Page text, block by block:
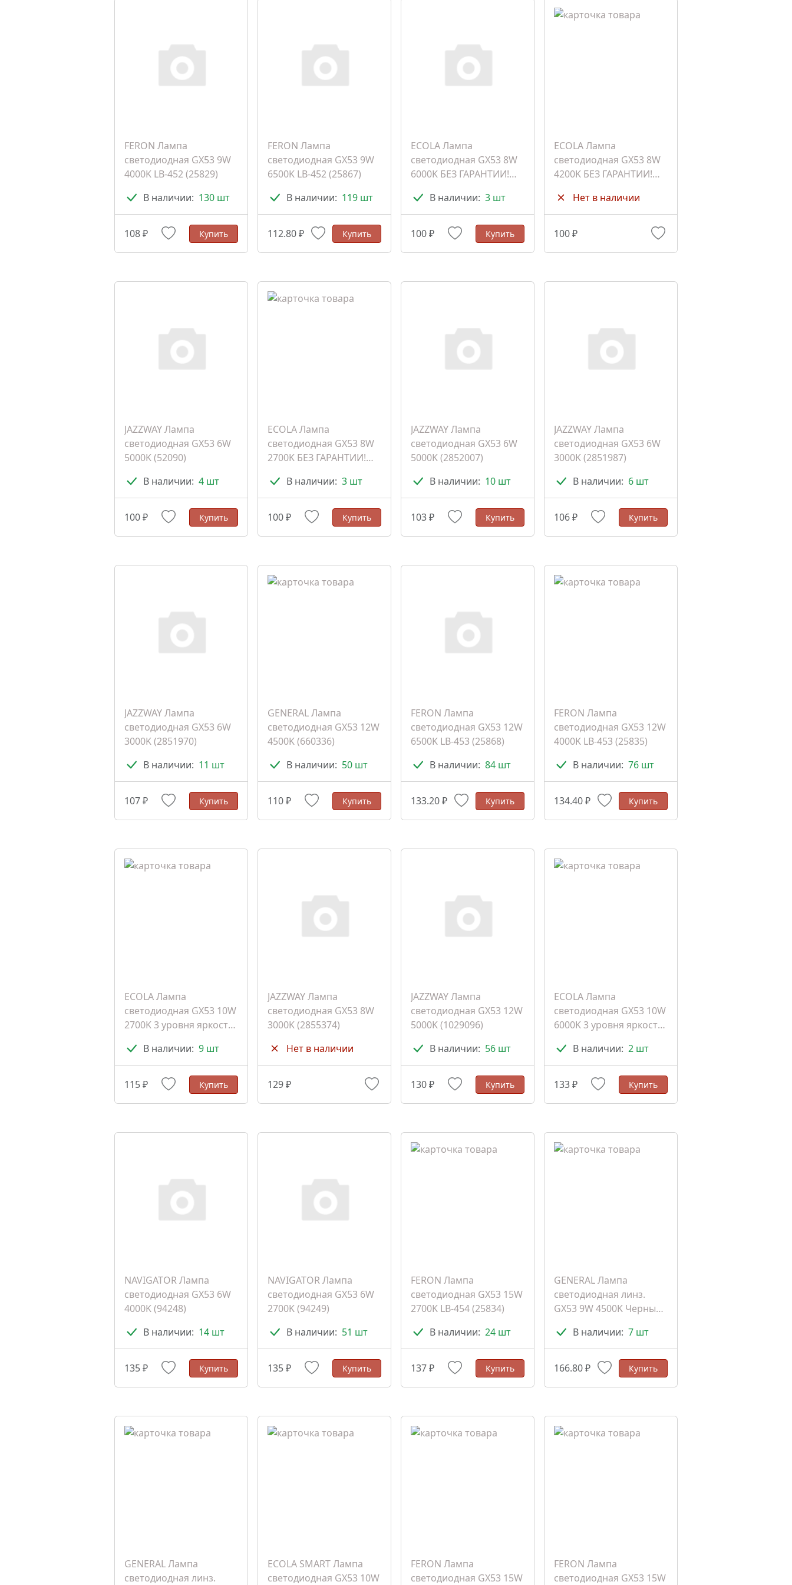
FERON Лампа
светодиодная GX53 9W
4000K LB-452 (25829)
В наличии: 130 шт
108 ₽ Купить
FERON Лампа
светодиодная GX53 9W
6500K LB-452 (25867)
В наличии: 119 шт
112.80 ₽ Купить
ECOLA Лампа
светодиодная GX53 8W
6000K БЕЗ ГАРАНТИИ!
В наличии: 3 шт
100 ₽ Купить
ECOLA Лампа
светодиодная GX53 8W
4200K БЕЗ ГАРАНТИИ!
Нет в наличии
100 ₽
JAZZWAY Лампа
светодиодная GX53 6W
5000K (52090)
В наличии: 4 шт
100 ₽ Купить
ECOLA Лампа
светодиодная GX53 8W
2700K БЕЗ ГАРАНТИИ!
В наличии: 3 шт
100 ₽ Купить
JAZZWAY Лампа
светодиодная GX53 6W
5000K (2852007)
В наличии: 10 шт
103 ₽ Купить
JAZZWAY Лампа
светодиодная GX53 6W
3000K (2851987)
В наличии: 6 шт
106 ₽ Купить
JAZZWAY Лампа
светодиодная GX53 6W
3000K (2851970)
В наличии: 11 шт
107 ₽ Купить
GENERAL Лампа
светодиодная GX53 12W
4500K (660336)
В наличии: 50 шт
110 ₽ Купить
FERON Лампа
светодиодная GX53 12W
6500K LB-453 (25868)
В наличии: 84 шт
133.20 ₽ Купить
FERON Лампа
светодиодная GX53 12W
4000K LB-453 (25835)
В наличии: 76 шт
134.40 ₽ Купить
ECOLA Лампа
светодиодная GX53 10W
2700K 3 уровня яркости
В наличии: 9 шт
115 ₽ Купить
JAZZWAY Лампа
светодиодная GX53 8W
3000K (2855374)
Нет в наличии
129 ₽
JAZZWAY Лампа
светодиодная GX53 12W
5000K (1029096)
В наличии: 56 шт
130 ₽ Купить
ECOLA Лампа
светодиодная GX53 10W
6000K 3 уровня яркости
В наличии: 2 шт
133 ₽ Купить
NAVIGATOR Лампа
светодиодная GX53 6W
4000K (94248)
В наличии: 14 шт
135 ₽ Купить
NAVIGATOR Лампа
светодиодная GX53 6W
2700K (94249)
В наличии: 51 шт
135 ₽ Купить
FERON Лампа
светодиодная GX53 15W
2700K LB-454 (25834)
В наличии: 24 шт
137 ₽ Купить
GENERAL Лампа
светодиодная линз.
GX53 9W 4500K Черный
В наличии: 7 шт
166.80 ₽ Купить
GENERAL Лампа
светодиодная линз.
ECOLA SMART Лампа
светодиодная GX53 10W
FERON Лампа
светодиодная GX53 15W
FERON Лампа
светодиодная GX53 15W